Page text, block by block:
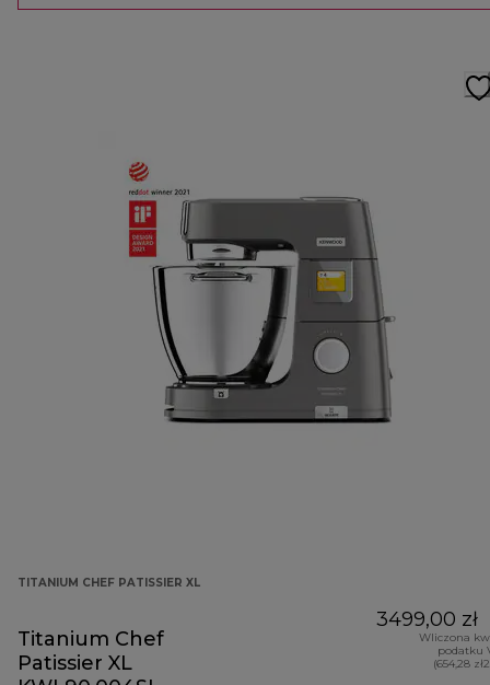
TITANIUM CHEF PATISSIER XL
Titanium Chef
Patissier XL
3499,00 zł
Wliczona
podatku
(654,28